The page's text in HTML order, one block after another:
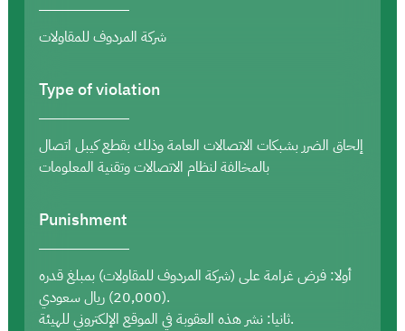
شركة المردوف للمقاولات
Type of violation
إلحاق الضرر بشبكات الاتصالات العامة وذلك بقطع كيبل اتصال
بالمخالفة لنظام الاتصالات وتقنية المعلومات
Punishment
أولا: فرض غرامة على (شركة المردوف للمقاولات) بمبلغ قدره
(20,000) ريال سعودي.
ثانيا: نشر هذه العقوبة في الموقع الإلكتروني للهيئة.